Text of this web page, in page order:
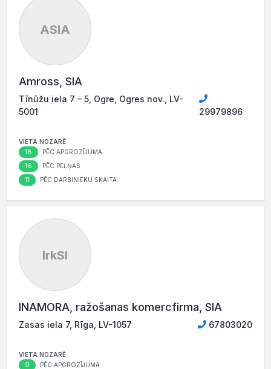
ASIA
Amross, SIA
Tīnūžu iela 7 – 5, Ogre, Ogres nov., LV-
5001
29979896
VIETA NOZARĒ
18 PĒC APGROZĪJUMA
16 PĒC PEĻŅAS
11 PĒC DARBINIEKU SKAITA
IrkSI
INAMORA, ražošanas komercfirma, SIA
Zasas iela 7, Rīga, LV-1057 67803020
VIETA NOZARĒ
9 PĒC APGROZĪJUMA